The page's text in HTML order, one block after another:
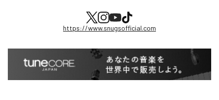
https://www.snugsofficial.com